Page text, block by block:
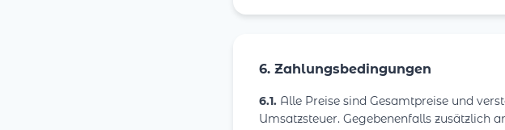
6. Zahlungsbedingungen
6.1. Alle Preise sind Gesamtpreise und
Umsatzsteuer. Gegebenenfalls zusätzlich